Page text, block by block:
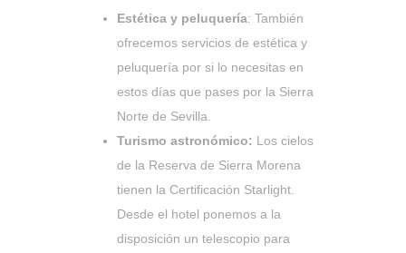
Estética y peluquería: También
ofrecemos servicios de estética y
peluquería por si lo necesitas en
estos días que pases por la Sierra
Norte de Sevilla.
Turismo astronómico: Los cielos
de la Reserva de Sierra Morena
tienen la Certificación Starlight.
Desde el hotel ponemos a la
disposición un telescopio para